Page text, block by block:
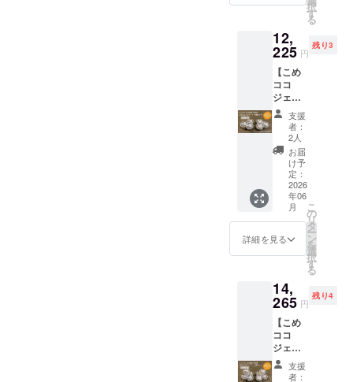
産））/
「こめ
ココ
ジェ
ラート
（チョ
コ
味）」
・サイ
ズ：約
フタ直
径
7.5cm
、カッ
プ高さ5
ｃｍ ・
重量：
約
100g（
約90ml)
方法：
－18℃
以下・
原材
料、主
原料の
原産
地：コ
・保存
以下 ・
原材
料、主
原料の
原産
地：コ
コナッ
ツミル
ク（タ
イ）、
砂糖、
ブドウ
糖、こ
め油、
米粉
（国
産））/
「こめ
ココ
ジェ
ラート
（チョ
コ
味）」
・サイ
「こめ
ココ
ジェ
ラート
（バニ
ラ
味）」
・サイ
ズ：約
フタ直
7.5cm
、カッ
プ高さ5
ｃｍ ・
約
100g（
約90ml)
方法：
－18℃
以下 ・
原材
料、主
原料の
原産
23％off
となる
お買得
価格で
す。ど
うぞお
試しく
ださ
い。 ご
賞味い
ただい
た後で
アン
ケート
にご回
願いい
たしま
ココ
ジェ
ラート
（バニ
ラ
味）」
・サイ
ズ：約
ちのこ
め油の
紙パッ
クを図
案化し
たイラ
ストの
豆シー
ルが初
回のみ
10枚付
きま
す。 送
料込価
格と
なって
おり、
プでの
想定通
常価格
から最
大時で
24％off
となる
お買得
ココ
ラート
のバニ
ラ味4個
とチョ
コ味4個
合計8個
セット
を2025
年の9月
と2026
年2月に
お届け
しま
す。お
まけと
して三
和油脂
ちのこ
め油の
紙パッ
クを図
案化し
たイラ
ストの
豆シー
択
す
る
12,
225 円
残り3
【こめ
ココ
ジェ
ラート6
個セッ
ト定期
配送3回
+まいこ
め豆
シー
ル】 ア
レルゲ
ン28品
目不使
用こめ
ココ
ラート
バニラ
味３個
とチョ
コ味３
個の6個
セット
を2025
支援
者：
2人
お届
け予
定：
2026
年06
月
詳細を見る
こ
の
リ
タ
ー
ン
を
選
択
す
る
14,
265 円
残り4
【こめ
ココ
ジェ
ラート8
個セッ
支援
者：